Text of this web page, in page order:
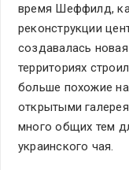
время Шеффилд,
реконструкции
создавалась
территориях
больше похожие
открытыми
много общих тем
украинского чая.